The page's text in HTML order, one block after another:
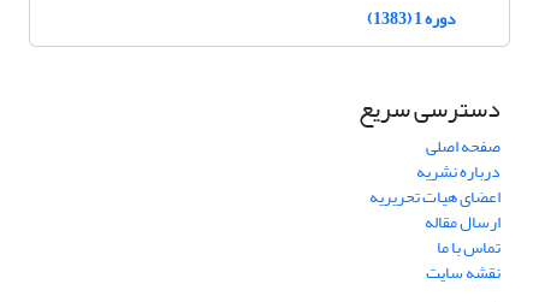
دوره 1 (1383)
دسترسی سریع
صفحه اصلی
درباره نشریه
اعضای هیات تحریریه
ارسال مقاله
تماس با ما
نقشه سایت